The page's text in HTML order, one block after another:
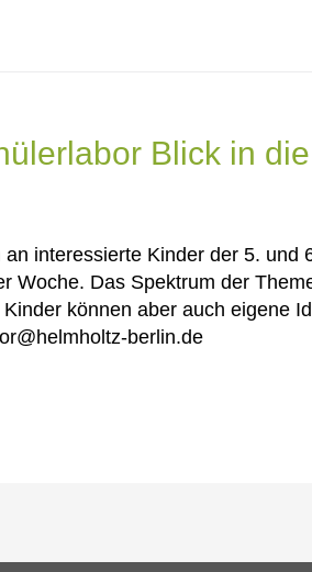
Blick in
interessierte Kinder der 5. und
Woche. Das Spektrum der
können aber auch eigene
berlin.de